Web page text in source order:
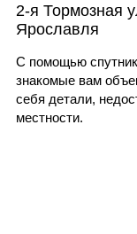
2-я Тормозная
Ярославля
С помощью
знакомые вам
себя детали,
местности.